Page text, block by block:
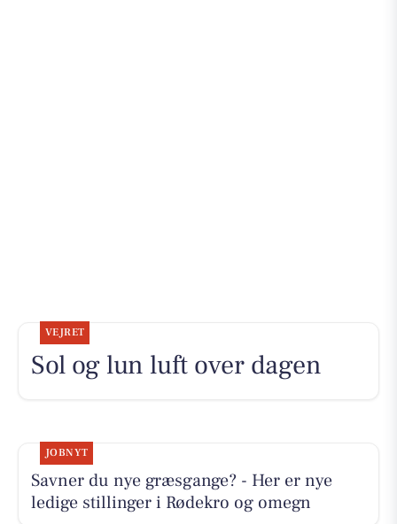
VEJRET
Sol og lun luft over dagen
JOBNYT
Savner du nye græsgange? - Her er nye
ledige stillinger i Rødekro og omegn